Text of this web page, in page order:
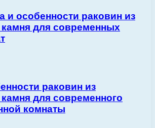
и особенности раковин из
камня для современных
раковин из
для современного
комнаты